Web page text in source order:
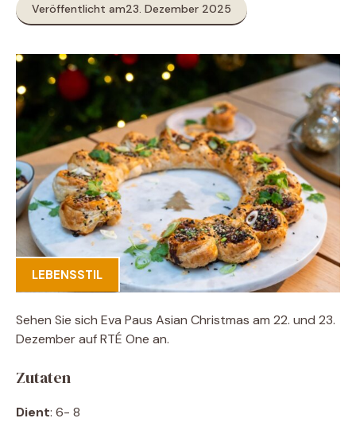
Veröffentlicht am23. Dezember 2025
LEBENSSTIL
Sehen Sie sich Eva Paus Asian Christmas am 22. und 23.
Dezember auf RTÉ One an.
Zutaten
Dient: 6- 8